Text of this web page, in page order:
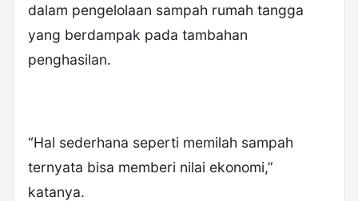
dalam pengelolaan sampah rumah tangga
yang berdampak pada tambahan
penghasilan.
“Hal sederhana seperti memilah sampah
ternyata bisa memberi nilai ekonomi,”
katanya.